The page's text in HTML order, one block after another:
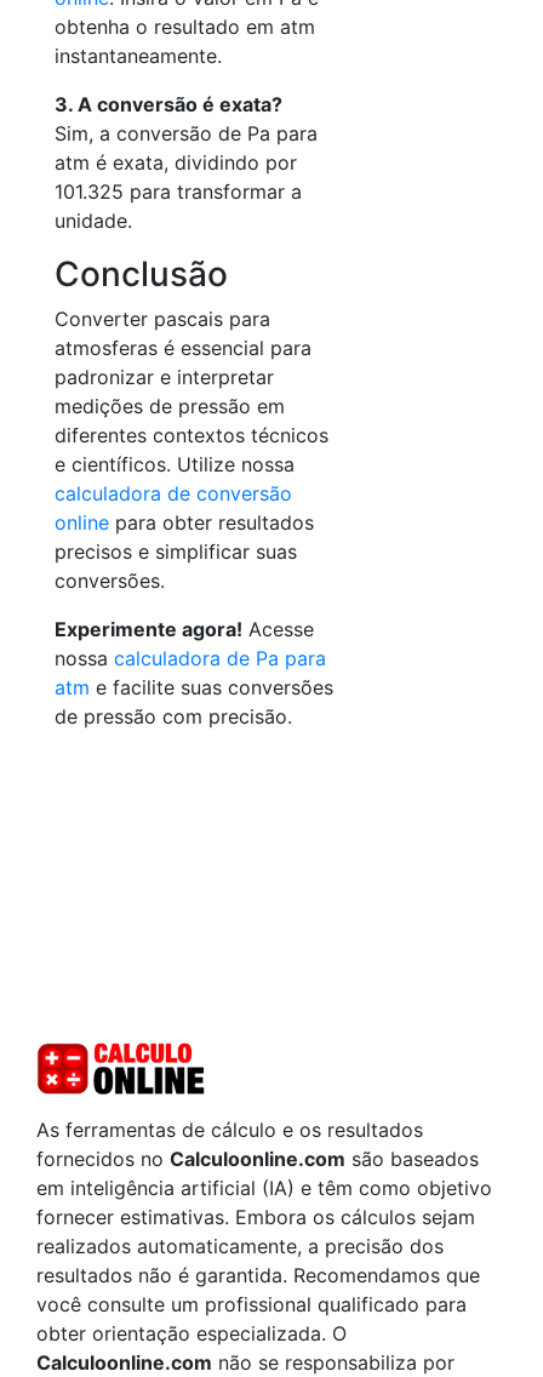
obtenha o resultado em atm
instantaneamente.
3. A conversão é exata?
Sim, a conversão de Pa para
atm é exata, dividindo por
101.325 para transformar a
unidade.
Conclusão
Converter pascais para
atmosferas é essencial para
padronizar e interpretar
medições de pressão em
diferentes contextos técnicos
e científicos. Utilize nossa
calculadora de conversão
online para obter resultados
precisos e simplificar suas
conversões.
Experimente agora! Acesse
nossa calculadora de Pa para
atm e facilite suas conversões
de pressão com precisão.
As ferramentas de cálculo e os resultados
fornecidos no Calculoonline.com são baseados
em inteligência artificial (IA) e têm como objetivo
fornecer estimativas. Embora os cálculos sejam
realizados automaticamente, a precisão dos
resultados não é garantida. Recomendamos que
você consulte um profissional qualificado para
obter orientação especializada. O
Calculoonline.com não se responsabiliza por